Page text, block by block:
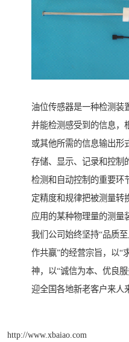
油位传感器是一种检测装
并能检测感受到的信息，
或其他所需的信息输出形
存储、显示、记录和控制
检测和自动控制的重要环
定精度和规律把被测量转
应用的某种物理量的测量
我们公司始终坚持“品质
作共赢”的经营宗旨，以“
神，以“诚信为本、优良
迎全国各地新老客户来人
http://www.xbaiao.com